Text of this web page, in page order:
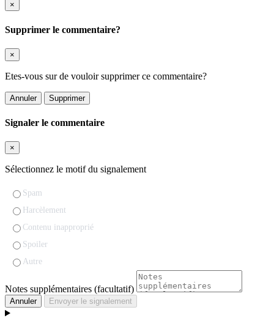
×
Supprimer le commentaire?
×
Etes-vous sur de vouloir supprimer ce commentaire?
Annuler Supprimer
Signaler le commentaire
×
Sélectionnez le motif du signalement
Spam
Harcèlement
Contenu inapproprié
Spoiler
Autre
Notes supplémentaires (facultatif)
Annuler Envoyer le signalement